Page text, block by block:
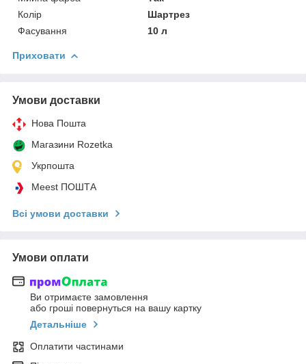
Колір
Шартрез
Фасування
10 л
Приховати
Умови доставки
Нова Пошта
Магазини Rozetka
Укрпошта
Meest ПОШТА
Всі умови доставки
Умови оплати
Ви отримаєте замовлення
або гроші повернуться на вашу картку
Детальніше
Оплатити частинами